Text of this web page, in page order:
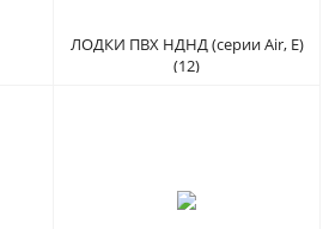
ЛОДКИ ПВХ НДНД (серии Air, Е)
(12)